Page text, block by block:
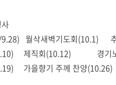
9.28) 월삭새벽기도회(10.1)
제직회(10.12) 경기노
가을향기 주께 찬양(10.26)​